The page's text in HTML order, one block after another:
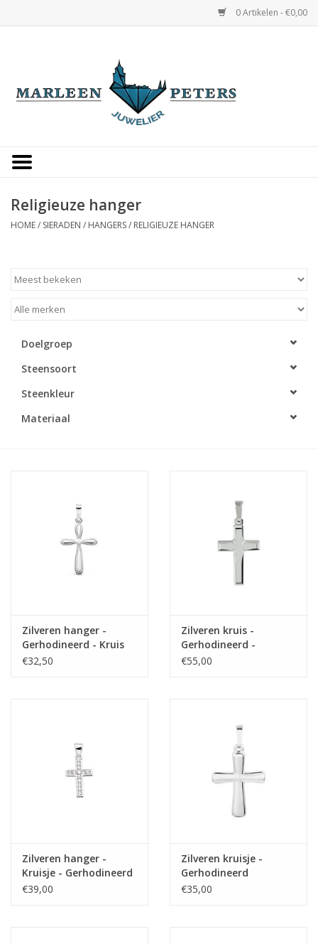
0 Artikelen - €0,00
Occasions
Overige
Merken
Cadeaukaarten
Religieuze hanger
HOME/ SIERADEN / HANGERS/ RELIGIEUZE HANGER
Doelgroep
Steensoort
Steenkleur
Materiaal
Zilveren hanger -
Gerhodineerd - Kruis
€32,50
Zilveren kruis -
Gerhodineerd -
Mat/Glanzend
€55,00
Zilveren hanger -
Kruisje - Gerhodineerd
- Zirkonia
€39,00
Zilveren kruisje -
Gerhodineerd
€35,00